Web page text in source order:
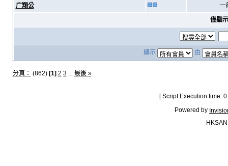
广翔公
一
僅顯
顯示 由
分頁： (862) [1] 2 3... 最後 »
[ Script Execution time:
Powered by